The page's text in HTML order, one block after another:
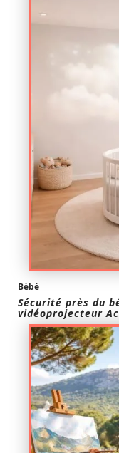
Bébé
Sécurité près du
vidéoprojecteur